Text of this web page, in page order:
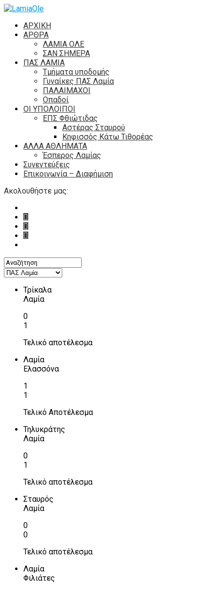
ΑΡΧΙΚΗ
ΑΡΘΡΑ
ΛΑΜΙΑ ΟΛΕ
ΣΑΝ ΣΗΜΕΡΑ
ΠΑΣ ΛΑΜΙΑ
Τμήματα υποδομής
Γυναίκες ΠΑΣ Λαμία
ΠΑΛΑΙΜΑΧΟΙ
Οπαδοί
ΟΙ ΥΠΟΛΟΙΠΟΙ
ΕΠΣ Φθιώτιδας
Αστέρας Σταυρού
Κηφισσός Κάτω Τιθορέας
ΑΛΛΑ ΑΘΛΗΜΑΤΑ
Έσπερος Λαμίας
Συνεντεύξεις
Επικοινωνία – Διαφήμιση
Ακολουθήστε μας:
Τρίκαλα
Λαμία
0
1
Τελικό αποτέλεσμα
Λαμία
Ελασσόνα
1
1
Τελικό Αποτέλεσμα
Τηλυκράτης
Λαμία
0
1
Τελικό αποτέλεσμα
Σταυρός
Λαμία
0
0
Τελικό αποτέλεσμα
Λαμία
Φιλιάτες